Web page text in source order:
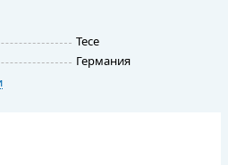
Tece
Германия